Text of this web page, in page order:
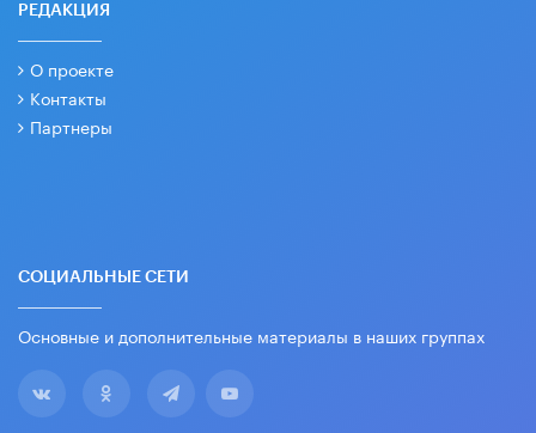
РЕДАКЦИЯ
О проекте
Контакты
Партнеры
СОЦИАЛЬНЫЕ СЕТИ
Основные и дополнительные материалы в наших группах